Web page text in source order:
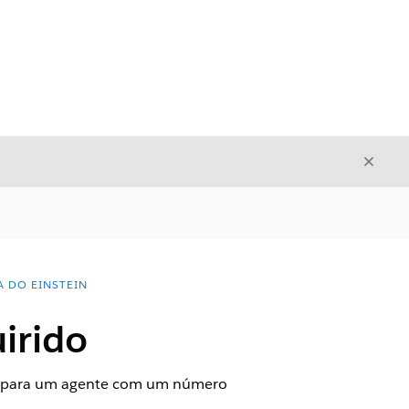
Fechar
DO EINSTEIN
um agente com um número